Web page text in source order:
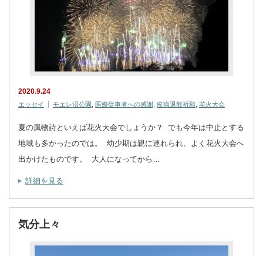
2020.9.24
エッセイ モエレ沼公園 医療従事者への感謝 疫病退散祈願 花火大会
夏の風物詩といえば花火大会でしょうか？ でも今年は中止とする
地域も多かったのでは。 幼少期は親に連れられ、よく花火大会へ
出かけたものです。 大人になってから…
詳細を見る
気分上々